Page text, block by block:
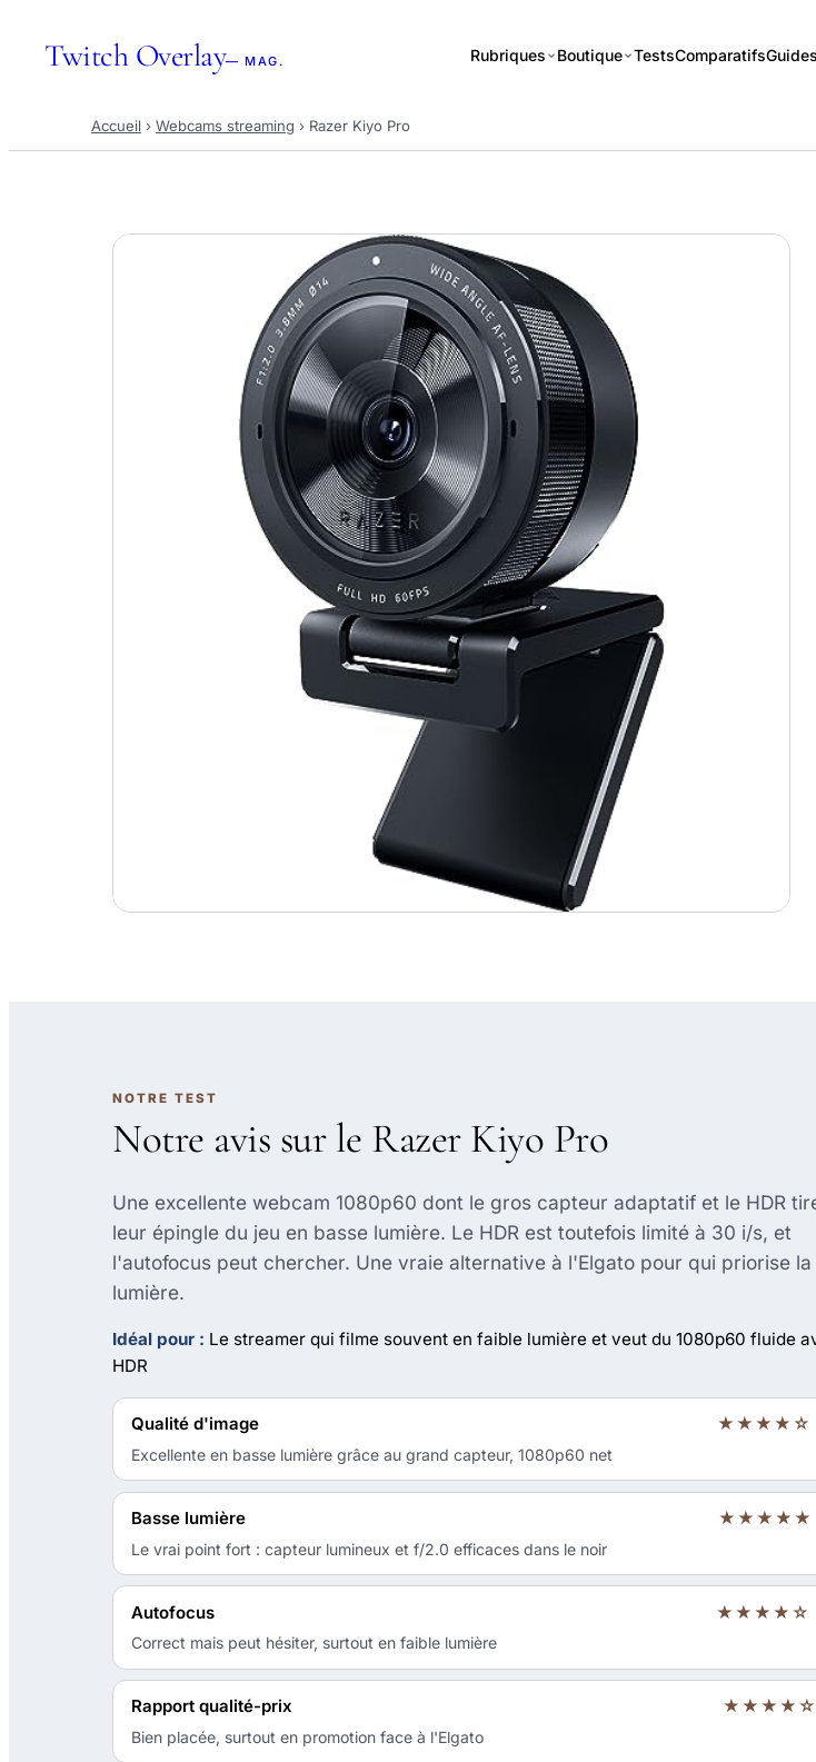
Twitch Overlay— MAG. Rubriques Boutique TestsComparatifsGuides
Accueil › Webcams streaming › Razer Kiyo Pro
NOTRE TEST
Notre avis sur le Razer Kiyo Pro
Une excellente webcam 1080p60 dont le gros capteur adaptatif et le HDR
leur épingle du jeu en basse lumière. Le HDR est toutefois limité à 30 i/s, et
l'autofocus peut chercher. Une vraie alternative à l'Elgato pour qui priorise la
lumière.
Idéal pour : Le streamer qui filme souvent en faible lumière et veut du 1080p60 fluide
HDR
Qualité d'image ★★★★☆
Excellente en basse lumière grâce au grand capteur, 1080p60 net
Basse lumière ★★★★★
Le vrai point fort : capteur lumineux et f/2.0 efficaces dans le noir
Autofocus ★★★★☆
Correct mais peut hésiter, surtout en faible lumière
Rapport qualité-prix ★★★★☆
Bien placée, surtout en promotion face à l'Elgato